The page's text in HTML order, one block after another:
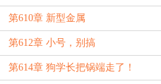
第610章 新型金属
第612章 小号，别搞
第614章 狗学长把锅端走了！